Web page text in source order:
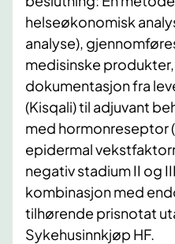
helseøkonomisk
analyse),
medisinske
dokumentasjon fra
(Kisqali) til adjuvant
med hormonreseptor
epidermal
negativ stadium II og
kombinasjon med
tilhørende prisnotat
Sykehusinnkjøp HF.